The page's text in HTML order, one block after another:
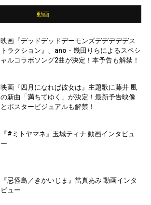
動画
映画『デッドデッドデーモンズデデデデデス
トラクション』、ano・幾田りらによるスペシ
ャルコラボソング2曲が決定！本予告も解禁！
映画『四月になれば彼女は』主題歌に藤井 風
の新曲「満ちてゆく」が決定！最新予告映像
とポスタービジュアルも解禁！
『#ミトヤマネ』玉城ティナ 動画インタビュ
ー
『忌怪島／きかいじま』當真あみ 動画インタ
ビュー